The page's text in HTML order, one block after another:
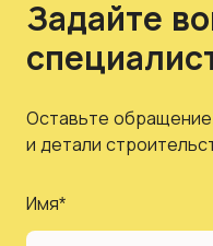
Задайте
Оставьте
и детали
Имя*